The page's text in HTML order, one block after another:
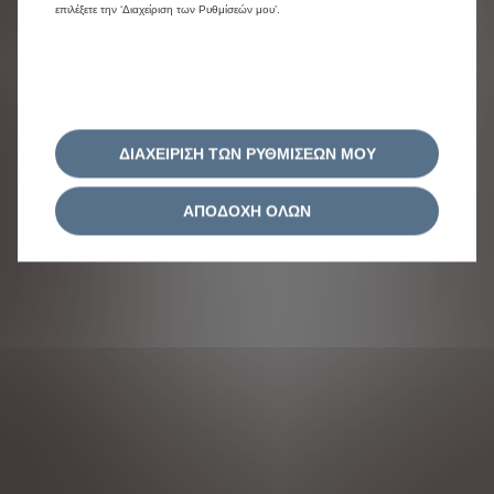
επιλέξετε την ‘Διαχείριση των Ρυθμίσεών μου’.
ΔΙΑΧΕΙΡΙΣΗ ΤΩΝ ΡΥΘΜΙΣΕΩΝ ΜΟΥ
ΑΠΟΔΟΧΗ ΟΛΩΝ